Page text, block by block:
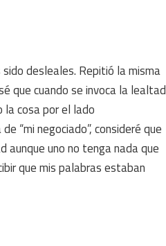
desleales. Repitió la misma
que cuando se invoca la lealtad
la cosa por el lado
“mi negociado”, consideré que
aunque uno no tenga nada que
que mis palabras estaban